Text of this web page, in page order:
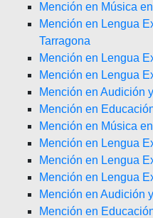
Mención en Música
Mención en Lengua
Tarragona
Mención en Lengua
Mención en Lengua
Mención en Audición
Mención en
Mención en Música en
Mención en Lengua
Mención en Lengua
Mención en Lengua
Mención en Audición
Mención en